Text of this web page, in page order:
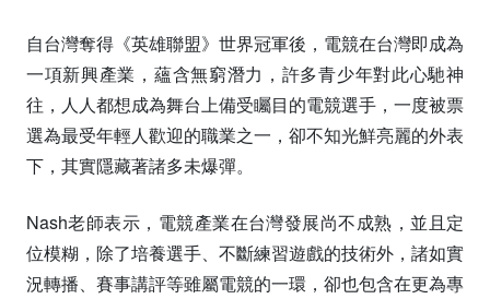
自台灣奪得《英雄聯盟》世界冠軍後，電競在台灣即成為
一項新興產業，蘊含無窮潛力，許多青少年對此心馳神
往，人人都想成為舞台上備受矚目的電競選手，一度被票
選為最受年輕人歡迎的職業之一，卻不知光鮮亮麗的外表
下，其實隱藏著諸多未爆彈。
Nash老師表示，電競產業在台灣發展尚不成熟，並且定
位模糊，除了培養選手、不斷練習遊戲的技術外，諸如實
況轉播、賽事講評等雖屬電競的一環，卻也包含在更為專